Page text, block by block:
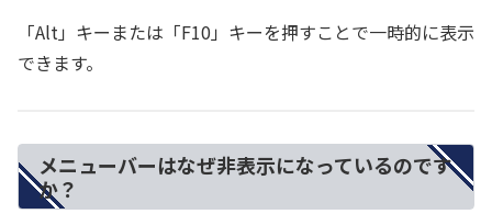
「Alt」キーまたは「F10」キーを押すことで一時的に表示
できます。
メニューバーはなぜ非表示になっているのです
か？